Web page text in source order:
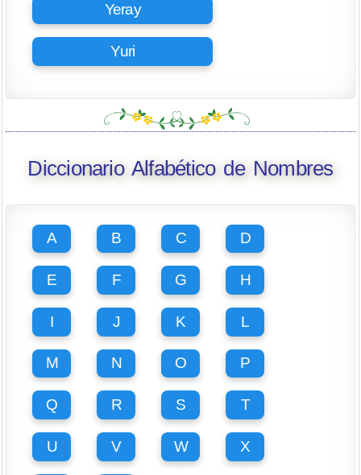
Yeray
Yuri
Diccionario Alfabético de Nombres
A B C D
E F G H
I J K L
M N O P
Q R S T
U V W X